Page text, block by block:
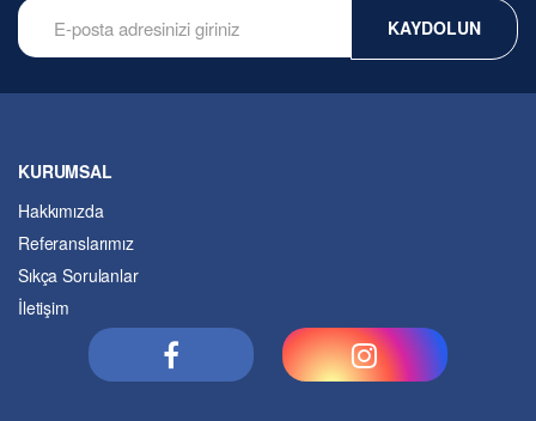
KAYDOLUN
KURUMSAL
Hakkımızda
Referanslarımız
Sıkça Sorulanlar
İletişim